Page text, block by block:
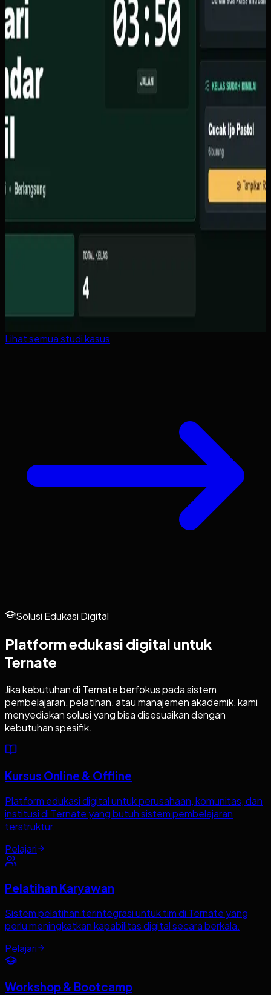
waktu nyata via Supabase, TV display dengan animasi
ranking live, dasbor admin untuk atur kelas dan juri, serta
countdown timer otomatis.
Baca studi kasus
Lihat semua studi kasus
Solusi Edukasi Digital
Platform edukasi digital untuk
Ternate
Jika kebutuhan di Ternateberfokus pada sistem
pembelajaran, pelatihan, atau manajemen akademik, kami
menyediakan solusi yang bisa disesuaikan dengan
kebutuhan spesifik.
Kursus Online & Offline
Platform edukasi digital untuk perusahaan, komunitas, dan
institusi di Ternate yang butuh sistem pembelajaran
terstruktur.
Pelajari
Pelatihan Karyawan
Sistem pelatihan terintegrasi untuk tim di Ternate yang
perlu meningkatkan kapabilitas digital secara berkala.
Pelajari
Workshop & Bootcamp